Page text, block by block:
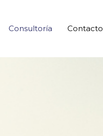
Consultoría Contacto